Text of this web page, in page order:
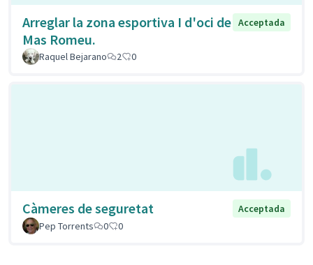
Arreglar la zona esportiva I d'oci de
Mas Romeu.
Acceptada
Raquel Bejarano 2 0
Càmeres de seguretat
Acceptada
Pep Torrents
0 0